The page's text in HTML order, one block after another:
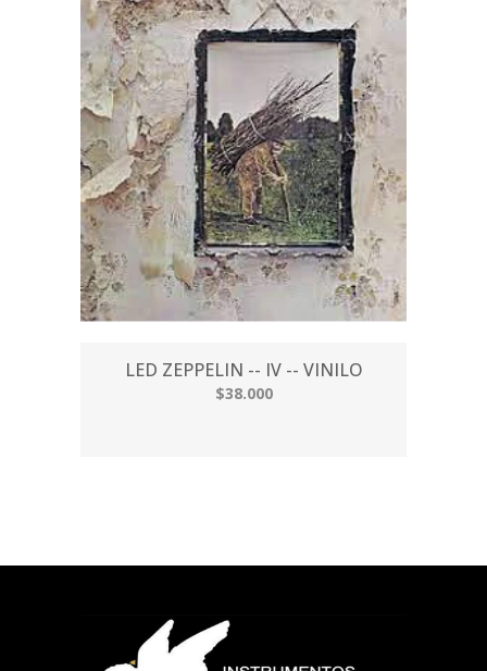
LED ZEPPELIN -- IV -- VINILO
$38.000